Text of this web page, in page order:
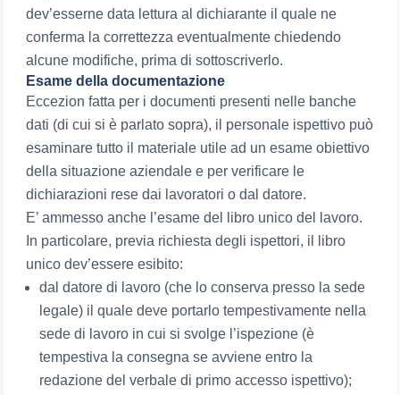
dev’esserne data lettura al dichiarante il quale ne
conferma la correttezza eventualmente chiedendo
alcune modifiche, prima di sottoscriverlo.
Esame della documentazione
Eccezion fatta per i documenti presenti nelle banche
dati (di cui si è parlato sopra), il personale ispettivo può
esaminare tutto il materiale utile ad un esame obiettivo
della situazione aziendale e per verificare le
dichiarazioni rese dai lavoratori o dal datore.
E’ ammesso anche l’esame del libro unico del lavoro.
In particolare, previa richiesta degli ispettori, il libro
unico dev’essere esibito:
dal datore di lavoro (che lo conserva presso la sede
legale) il quale deve portarlo tempestivamente nella
sede di lavoro in cui si svolge l’ispezione (è
tempestiva la consegna se avviene entro la
redazione del verbale di primo accesso ispettivo);